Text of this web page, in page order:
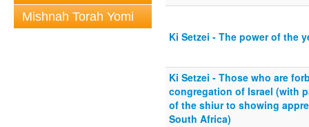
Mishnah Torah Yomi
Ki Setzei - The power of the
Ki Setzei - Those who are
congregation of Israel (with
of the shiur to showing
South Africa)